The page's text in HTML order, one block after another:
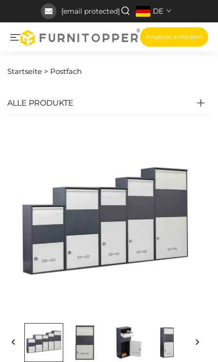
[email protected] DE
Angebot anfordern
Startseite > Postfach
ALLE PRODUKTE